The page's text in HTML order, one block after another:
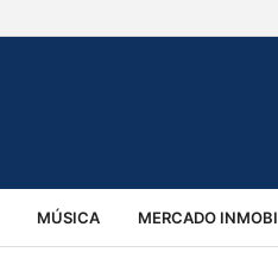
MÚSICA MERCADO